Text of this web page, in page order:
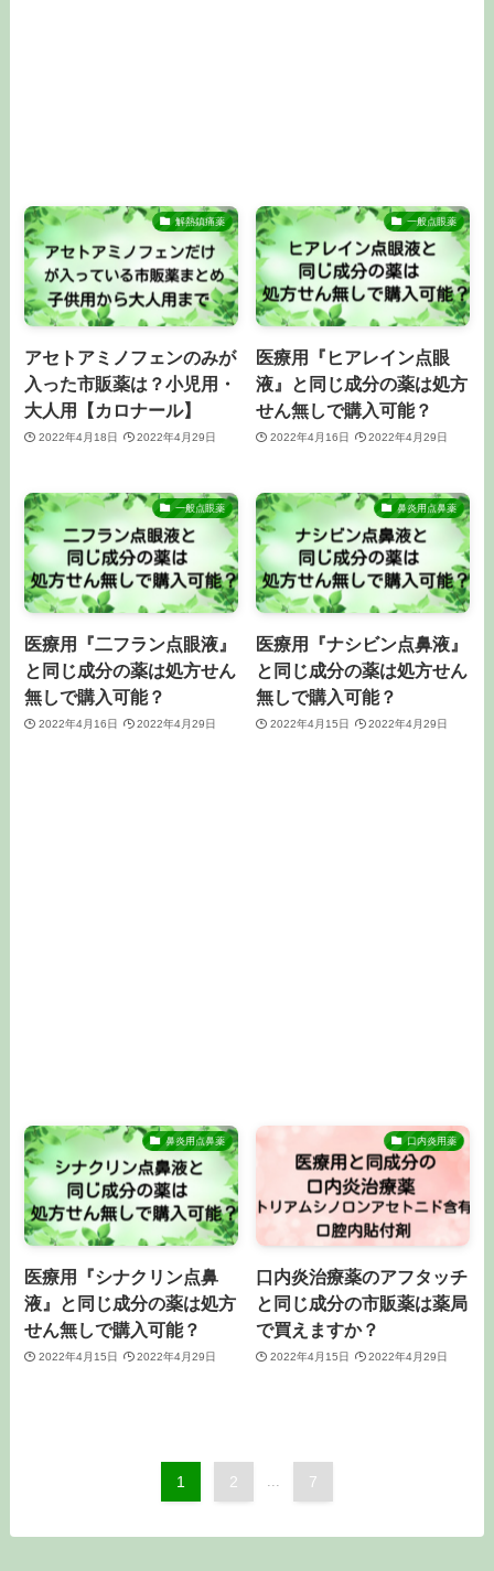
解熱鎮痛薬
アセトアミノフェンのみが
入った市販薬は？小児用・
大人用【カロナール】
2022年4月18日 2022年4月29日
一般点眼薬
医療用『ヒアレイン点眼
液』と同じ成分の薬は処方
せん無しで購入可能？
2022年4月16日 2022年4月29日
一般点眼薬
医療用『二フラン点眼液』
と同じ成分の薬は処方せん
無しで購入可能？
2022年4月16日 2022年4月29日
鼻炎用点鼻薬
医療用『ナシビン点鼻液』
と同じ成分の薬は処方せん
無しで購入可能？
2022年4月15日 2022年4月29日
鼻炎用点鼻薬
医療用『シナクリン点鼻
液』と同じ成分の薬は処方
せん無しで購入可能？
2022年4月15日 2022年4月29日
口内炎用薬
口内炎治療薬のアフタッチ
と同じ成分の市販薬は薬局
で買えますか？
2022年4月15日 2022年4月29日
1 2 7